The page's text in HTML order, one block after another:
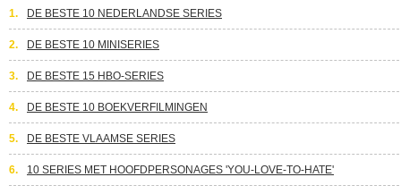
1. DE BESTE 10 NEDERLANDSE SERIES
2. DE BESTE 10 MINISERIES
3. DE BESTE 15 HBO-SERIES
4. DE BESTE 10 BOEKVERFILMINGEN
5. DE BESTE VLAAMSE SERIES
6. 10 SERIES MET HOOFDPERSONAGES 'YOU-LOVE-TO-HATE'